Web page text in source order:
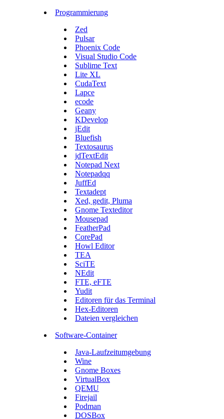
Programmierung
Zed
Pulsar
Phoenix Code
Visual Studio Code
Sublime Text
Lite XL
CudaText
Lapce
ecode
Geany
KDevelop
jEdit
Bluefish
Textosaurus
jdTextEdit
Notepad Next
Notepadqq
JuffEd
Textadept
Xed, gedit, Pluma
Gnome Texteditor
Mousepad
FeatherPad
CorePad
Howl Editor
TEA
SciTE
NEdit
FTE, eFTE
Yudit
Editoren für das Terminal
Hex-Editoren
Dateien vergleichen
Software-Container
Java-Laufzeitumgebung
Wine
Gnome Boxes
VirtualBox
QEMU
Firejail
Podman
DOSBox